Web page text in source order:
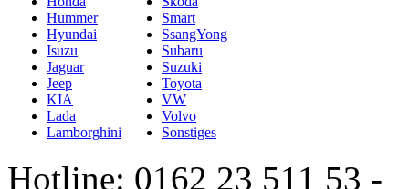
Hummer
Hyundai
Isuzu
Jaguar
Jeep
KIA
Lada
Lamborghini
Smart
SsangYong
Subaru
Suzuki
Toyota
VW
Volvo
Sonstiges
Hotline: 0162 23 511 53 -